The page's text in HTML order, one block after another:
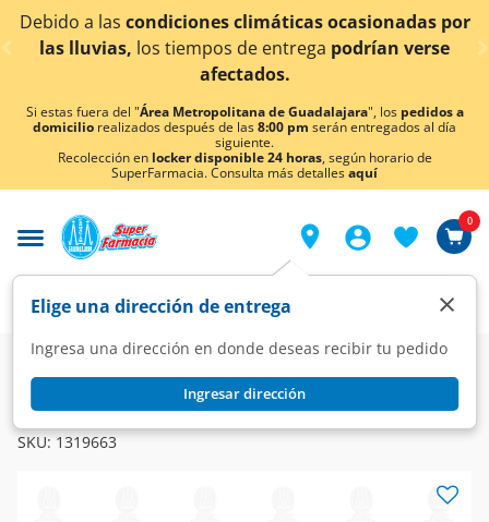
< div class="carousel-inner">
climáticas ocasionadas por
de entregapodrían verse
¡Ahora también
Si estas fuera del "Área Metropolitana de Guadalajara", los pedidos a
domicilio realizados después de las8:00 pm serán entregados al día
siguiente.
Recolección en locker disponible 24 horas, según horario de
SuperFarmacia. Consulta más detallesaquí
Elige una dirección de entrega
Ingresa una dirección en donde deseas recibir tu pedido
Ingresar dirección
×
0
Super Alimentos Dulcería Dulces
Caramelo Skittles Original, 22 gr.
SKU: 1319663